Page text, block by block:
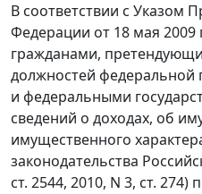
В соответствии с Указом
Федерации от 18 мая 2009
гражданами,
должностей федеральной
и федеральными
сведений о доходах, об
имущественного
законодательства
ст. 2544, 2010, N 3, ст. 274)